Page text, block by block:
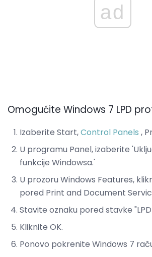
ad
Omogućite Windows 7 LPD
Izaberite Start,Control Panels ,
U programu Panel, izaberite
funkcije Windowsa.'
U prozoru Windows Features,
pored Print and Document
Stavite oznaku pored stavke
Kliknite OK.
Ponovo pokrenite Windows 7